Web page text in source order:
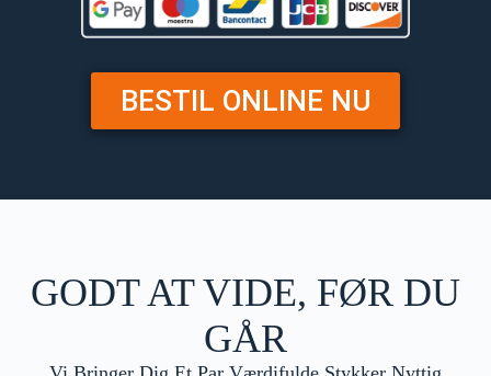
BESTIL ONLINE NU
GODT AT VIDE, FØR DU
GÅR